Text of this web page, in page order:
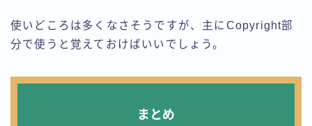
使いどころは多くなさそうですが、主にCopyright部
分で使うと覚えておけばいいでしょう。
まとめ